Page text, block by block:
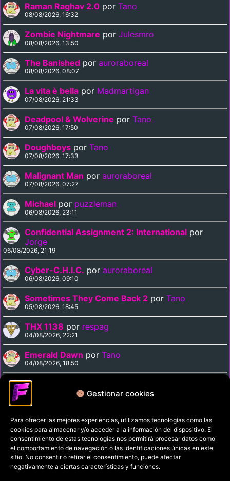
Gestionar cookies
Para ofrecer las mejores experiencias, utilizamos tecnologías como las
cookies para almacenar y/o acceder a la información del dispositivo. El
consentimiento de estas tecnologías nos permitirá procesar datos como
el comportamiento de navegación o las identificaciones únicas en este
sitio. No consentir o retirar el consentimiento, puede afectar
negativamente a ciertas características y funciones.
Raman Raghav 2.0 por Tano
08/08/2026, 16:32
Zombie Nightmare por Julesmro
08/08/2026, 13:50
The Banished por auroraboreal
08/08/2026, 08:07
La vita è bella por Madmartigan
07/08/2026, 21:33
Deadpool & Wolverine por Tano
07/08/2026, 17:50
Doughboys por Tano
07/08/2026, 17:33
Malignant Man por auroraboreal
07/08/2026, 07:27
Michael por puzzleman
06/08/2026, 23:11
Confidential Assignment 2: International por
Jorge
06/08/2026, 21:19
Cyber-C.H.I.C. por auroraboreal
06/08/2026, 09:10
Sometimes They Come Back 2 por Tano
05/08/2026, 18:45
THX 1138 por respag
04/08/2026, 22:21
Emerald Dawn por Tano
04/08/2026, 18:50
Curse of the Vampire
04/08/2026, 18:35
Política de privacidad
Términos y condiciones
Política de cookies